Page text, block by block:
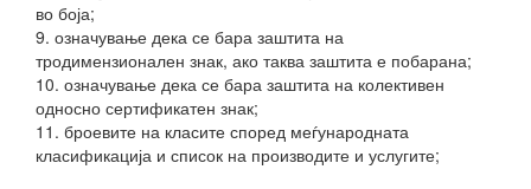
во боја;
9. означување дека се бара заштита на
тродимензионален знак, ако таква заштита е побарана;
10. означување дека се бара заштита на колективен
односно сертификатен знак;
11. броевите на класите според меѓународната
класификација и список на производите и услугите;